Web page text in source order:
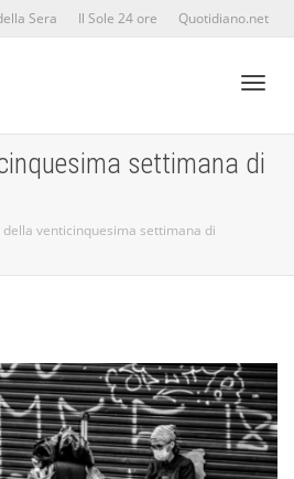
Sera Il Sole 24 ore Quotidiano.net
settimana di
della venticinquesima settimana di